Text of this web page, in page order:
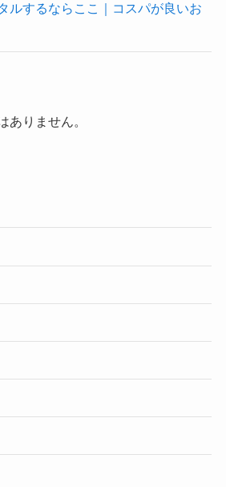
ルするならここ｜コスパが良いお
ありません。